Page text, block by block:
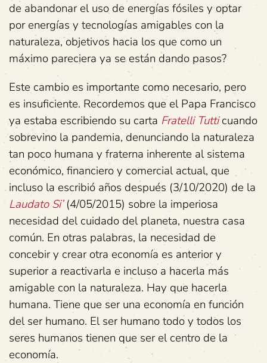
de abandonar el uso de energías fósiles y optar
por energías y tecnologías amigables con la
naturaleza, objetivos hacia los que como un
máximo pareciera ya se están dando pasos?
Este cambio es importante como necesario, pero
es insuficiente. Recordemos que el Papa Francisco
ya estaba escribiendo su carta Fratelli Tutticuando
sobrevino la pandemia, denunciando la naturaleza
tan poco humana y fraterna inherente al sistema
económico, financiero y comercial actual, que
incluso la escribió años después (3/10/2020) de la
Laudato Si’(4/05/2015) sobre la imperiosa
necesidad del cuidado del planeta, nuestra casa
común. En otras palabras, la necesidad de
concebir y crear otra economía es anterior y
superior a reactivarla e incluso a hacerla más
amigable con la naturaleza. Hay que hacerla
humana. Tiene que ser una economía en función
del ser humano. El ser humano todo y todos los
seres humanos tienen que ser el centro de la
economía.